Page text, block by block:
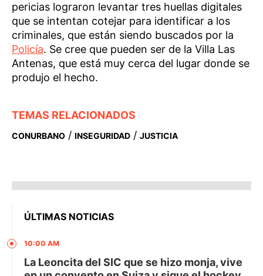
pericias lograron levantar tres huellas digitales
que se intentan cotejar para identificar a los
criminales, que están siendo buscados por la
Policía. Se cree que pueden ser de la Villa Las
Antenas, que está muy cerca del lugar donde se
produjo el hecho.
TEMAS RELACIONADOS
CONURBANO / INSEGURIDAD / JUSTICIA
ÚLTIMAS NOTICIAS
10:00 AM
La Leoncita del SIC que se hizo monja, vive